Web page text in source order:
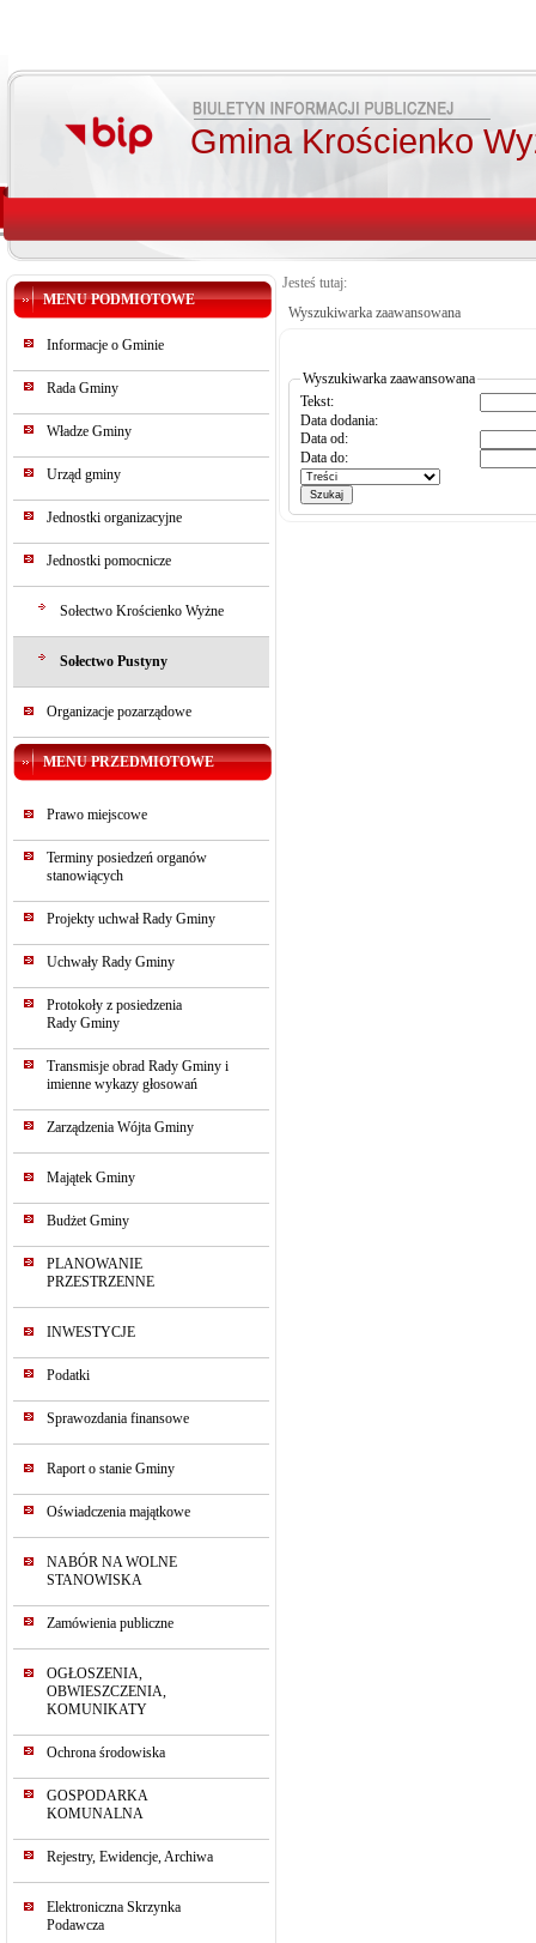
Gmina Krościenko
MENU PODMIOTOWE
Informacje o Gminie
Rada Gminy
Władze Gminy
Urząd gminy
Jednostki organizacyjne
Jednostki pomocnicze
Sołectwo Krościenko Wyżne
Sołectwo Pustyny
Organizacje pozarządowe
MENU PRZEDMIOTOWE
Prawo miejscowe
Terminy posiedzeń organów
stanowiących
Projekty uchwał Rady Gminy
Uchwały Rady Gminy
Protokoły z posiedzenia
Rady Gminy
Transmisje obrad Rady Gminy i
imienne wykazy głosowań
Zarządzenia Wójta Gminy
Majątek Gminy
Budżet Gminy
PLANOWANIE
PRZESTRZENNE
INWESTYCJE
Podatki
Sprawozdania finansowe
Raport o stanie Gminy
Oświadczenia majątkowe
NABÓR NA WOLNE
STANOWISKA
Zamówienia publiczne
OGŁOSZENIA,
OBWIESZCZENIA,
KOMUNIKATY
Ochrona środowiska
GOSPODARKA
KOMUNALNA
Rejestry, Ewidencje, Archiwa
Elektroniczna Skrzynka
Podawcza
Jesteś tutaj:
Wyszukiwarka zaawansowana
Wyszukiwarka zaawansowana
Tekst:
Data dodania:
Data od:
Data do: